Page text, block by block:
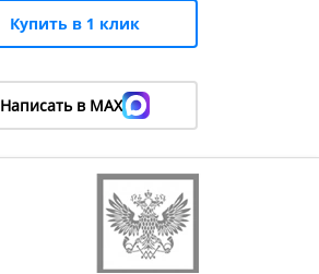
Купить в 1 клик
Написать в MAX